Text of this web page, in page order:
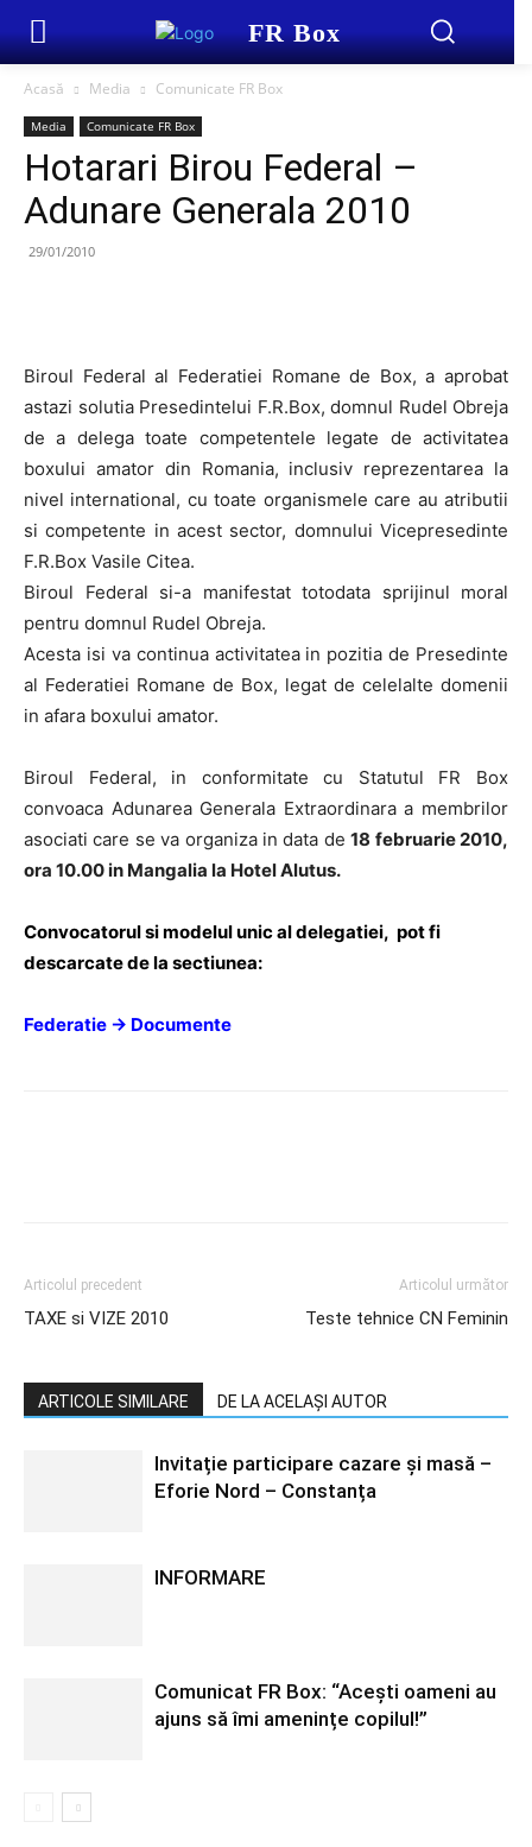
FR Box
Acasă Media Comunicate FR Box
Media Comunicate FR Box
Hotarari Birou Federal –
Adunare Generala 2010
29/01/2010
Biroul Federal al Federatiei Romane de Box, a aprobat
astazi solutia Presedintelui F.R.Box, domnul Rudel Obreja
de a delega toate competentele legate de activitatea
boxului amator din Romania, inclusiv reprezentarea la
nivel international, cu toate organismele care au atributii
si competente in acest sector, domnului Vicepresedinte
F.R.Box Vasile Citea.
Biroul Federal si-a manifestat totodata sprijinul moral
pentru domnul Rudel Obreja.
Acesta isi va continua activitatea in pozitia de Presedinte
al Federatiei Romane de Box, legat de celelalte domenii
in afara boxului amator.
Biroul Federal, in conformitate cu Statutul FR Box
convoaca Adunarea Generala Extraordinara a membrilor
asociati care se va organiza in data de18 februarie 2010,
ora 10.00 in Mangalia la Hotel Alutus.
Convocatorul si modelul unic al delegatiei, pot fi
descarcate de la sectiunea:
Federatie -> Documente
Articolul precedent
TAXE si VIZE 2010
Articolul următor
Teste tehnice CN Feminin
ARTICOLE SIMILARE DE LA ACELAȘI AUTOR
Invitație participare cazare și masă –
Eforie Nord – Constanța
INFORMARE
Comunicat FR Box: “Acești oameni au
ajuns să îmi amenințe copilul!”